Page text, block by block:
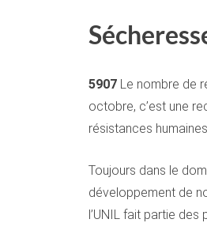
5907 Le nombre de
octobre, c’est une
résistances
Toujours dans le
développement de
l’UNIL fait partie